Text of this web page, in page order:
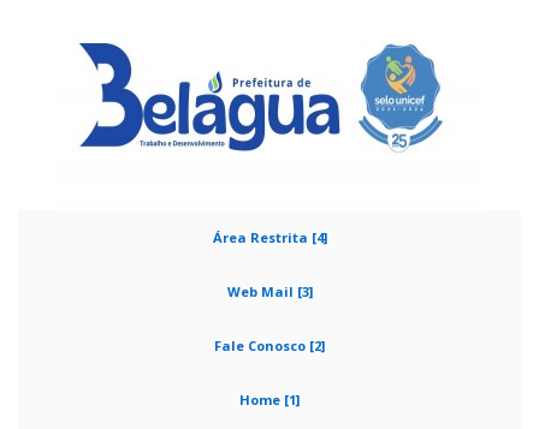
Área Restrita [4]
Web Mail [3]
Fale Conosco [2]
Home [1]